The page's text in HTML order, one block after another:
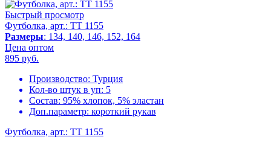
Быстрый просмотр
Футболка, арт.: TT 1155
Размеры: 134, 140, 146, 152, 164
Цена оптом
895 руб.
Производство: Турция
Кол-во штук в уп: 5
Состав: 95% хлопок, 5% эластан
Доп.параметр: короткий рукав
Футболка, арт.: TT 1155